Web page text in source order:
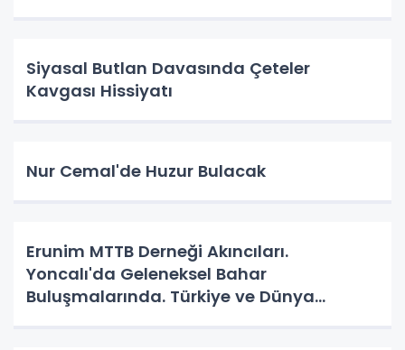
Siyasal Butlan Davasında Çeteler
Kavgası Hissiyatı
Nur Cemal'de Huzur Bulacak
Erunim MTTB Derneği Akıncıları.
Yoncalı'da Geleneksel Bahar
Buluşmalarında. Türkiye ve Dünya